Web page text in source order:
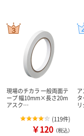
現場のチカラ 一般両面テ
ープ 幅10mm×長さ20m
アスク…
(119件)
￥120 （税込）